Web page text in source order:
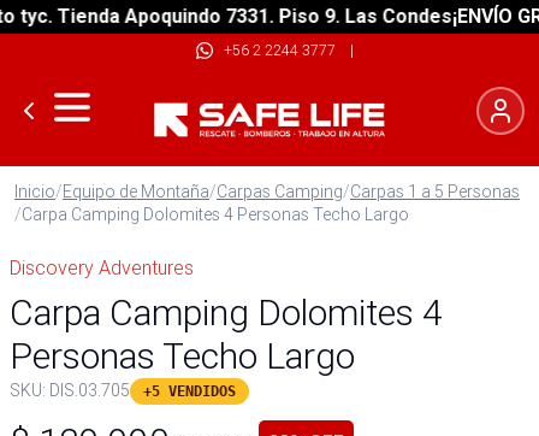
Tienda Apoquindo 7331. Piso 9. Las Condes¡ENVÍO
+56 2 2244 3777 |
Inicio/Equipo de Montaña/Carpas Camping/Carpas 1 a 5 Personas
/Carpa Camping Dolomites 4 Personas Techo Largo
Discovery Adventures
Carpa Camping Dolomites 4
Personas Techo Largo
SKU: DIS.03.705 +5 VENDIDOS